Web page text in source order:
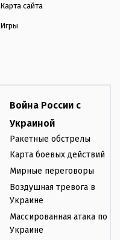
Карта сайта
Игры
Война России с
Украиной
Ракетные обстрелы
Карта боевых действий
Мирные переговоры
Воздушная тревога в
Украине
Массированная атака по
Украине